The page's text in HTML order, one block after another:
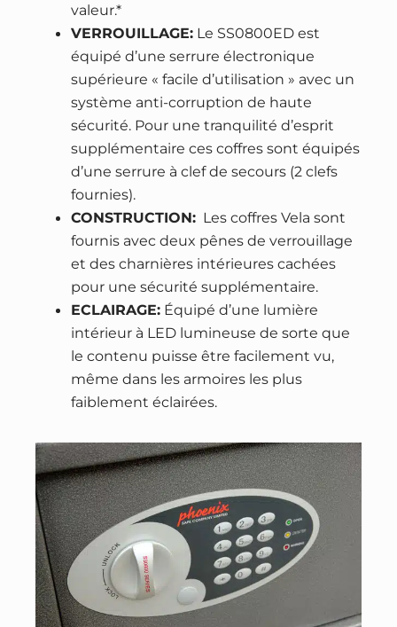
i
t
:
1
3
3
,
0
0
€
.
7
6
,
9
0
€
X
V
e
l
a
S
S
0
valeur.*
VERROUILLAGE:Le SS0800ED est
équipé d’une serrure électronique
supérieure « facile d’utilisation » avec un
système anti-corruption de haute
sécurité. Pour une tranquilité d’esprit
supplémentaire ces coffres sont équipés
d’une serrure à clef de secours (2 clefs
fournies).
CONSTRUCTION:Les coffres Vela sont
fournis avec deux pênes de verrouillage
et des charnières intérieures cachées
pour une sécurité supplémentaire.
ECLAIRAGE:Équipé d’une lumière
intérieur à LED lumineuse de sorte que
le contenu puisse être facilement vu,
même dans les armoires les plus
faiblement éclairées.